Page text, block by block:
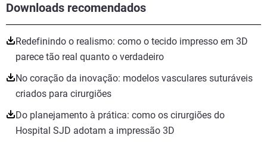
Downloads recomendados
Redefinindo o realismo: como o tecido impresso em 3D
parece tão real quanto o verdadeiro
No coração da inovação: modelos vasculares suturáveis
criados para cirurgiões
Do planejamento à prática: como os cirurgiões do
Hospital SJD adotam a impressão 3D